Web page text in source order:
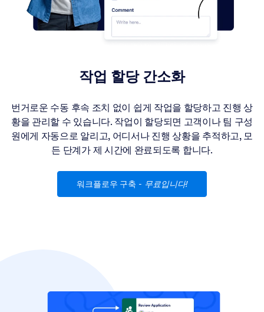
작업 할당 간소화
번거로운 수동 후속 조치 없이 쉽게 작업을 할당하고 진행 상
황을 관리할 수 있습니다. 작업이 할당되면 고객이나 팀 구성
원에게 자동으로 알리고, 어디서나 진행 상황을 추적하고, 모
든 단계가 제 시간에 완료되도록 합니다.
워크플로우 구축 - 무료입니다!